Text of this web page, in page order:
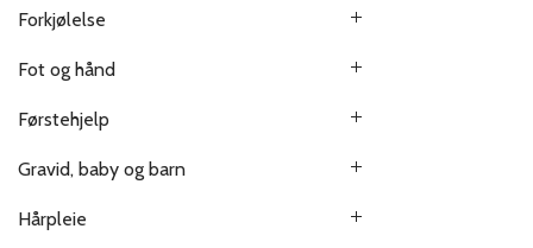
Forkjølelse
Fot og hånd
Førstehjelp
Gravid, baby og barn
Hårpleie